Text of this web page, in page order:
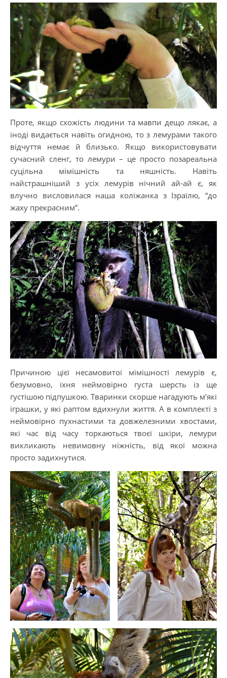
Проте, якщо схожість людини та мавпи дещо лякає, а
іноді видається навіть огидною, то з лемурами такого
відчуття немає й близько. Якщо використовувати
сучасний сленг, то лемури – це просто позареальна
суцільна мімішність та няшність. Навіть
найстрашніший з усіх лемурів нічний ай-ай є, як
влучно висловилася наша коліжанка з Ізраїлю, “до
жаху прекрасним”.
Причиною цієї несамовитої мімішності лемурів є,
безумовно, їхня неймовірно густа шерсть із ще
густішою підпушкою. Тваринки скорше нагадують м’які
іграшки, у які раптом вдихнули життя. А в комплекті з
неймовірно пухнастими та довжелезними хвостами,
які час від часу торкаються твоєї шкіри, лемури
викликають невимовну ніжність, від якої можна
просто задихнутися.